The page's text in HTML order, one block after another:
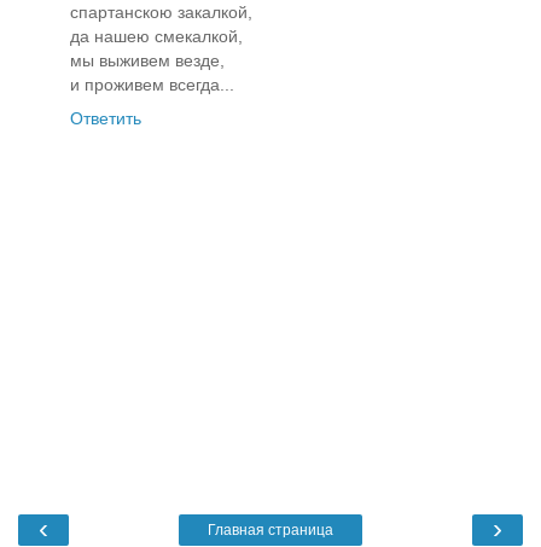
спартанскою закалкой,
да нашею смекалкой,
мы выживем везде,
и проживем всегда...
Ответить
‹ ›
Главная страница